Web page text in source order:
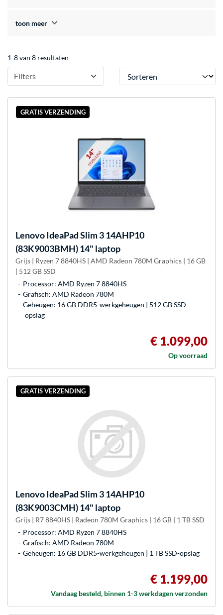
toon meer
1-8 van 8 resultaten
Filters Sorteren
GRATIS VERZENDING
LenovoIdeaPad Slim 3 14AHP10
(83K9003BMH) 14" laptop
Grijs | Ryzen 7 8840HS | AMD Radeon 780M Graphics | 16 GB
| 512 GB SSD
Processor: AMD Ryzen 7 8840HS
Grafisch: AMD Radeon 780M
Geheugen: 16 GB DDR5-werkgeheugen | 512 GB SSD-
opslag
€ 1.099,00
Op voorraad
GRATIS VERZENDING
LenovoIdeaPad Slim 3 14AHP10
(83K9003CMH) 14" laptop
Grijs | R7 8840HS | Radeon 780M Graphics | 16 GB | 1 TB SSD
Processor: AMD Ryzen 7 8840HS
Grafisch: AMD Radeon 780M
Geheugen: 16 GB DDR5-werkgeheugen | 1 TB SSD-opslag
€ 1.199,00
Vandaag besteld, binnen 1-3 werkdagen verzonden